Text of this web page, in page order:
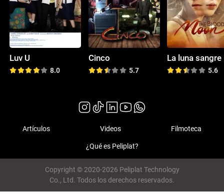
Luv U
8.0
Cinco
5.7
La luna sangre
5.6
Artículos Videos Filmoteca
¿Qué es Peliplat?
Copyright © 2020-2026 Peliplat Technology
Co., Ltd. Todos los derechos reservados.